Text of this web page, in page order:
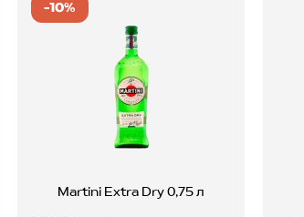
-10%
Martini Extra Dry 0,75 л